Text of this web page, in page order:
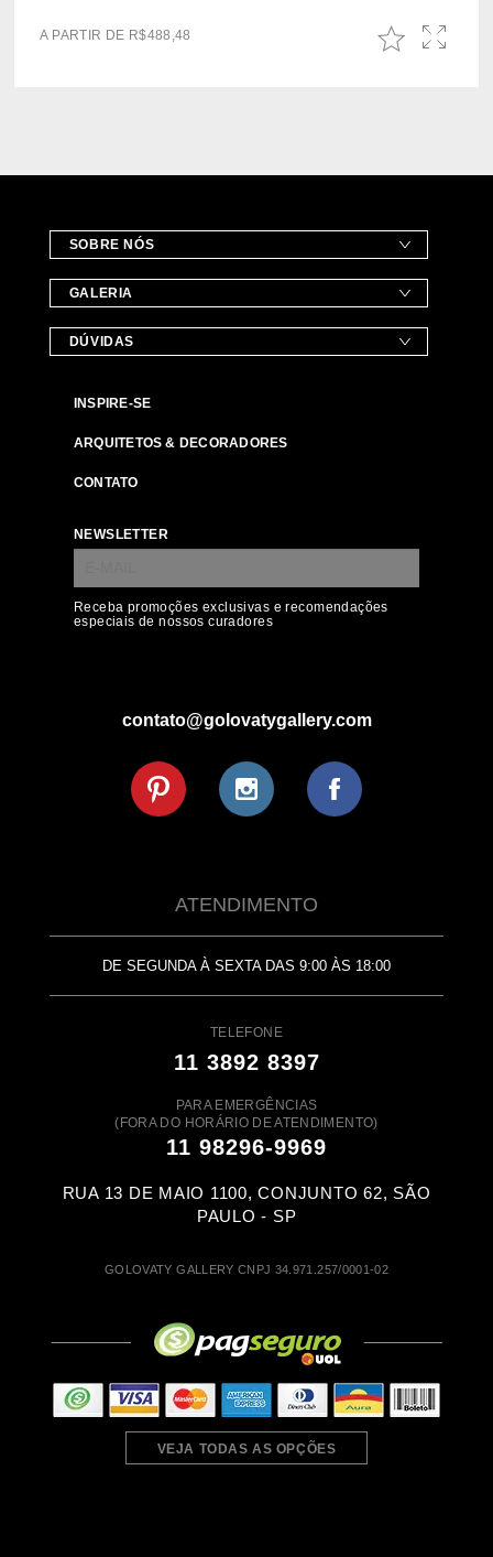
A PARTIR DE R$488,48
SOBRE NÓS
GALERIA
DÚVIDAS
INSPIRE-SE
ARQUITETOS & DECORADORES
CONTATO
NEWSLETTER
Receba promoções exclusivas e recomendações
especiais de nossos curadores
contato@golovatygallery.com
ATENDIMENTO
DE SEGUNDA À SEXTA DAS 9:00 ÀS 18:00
TELEFONE
11 3892 8397
PARA EMERGÊNCIAS
(FORA DO HORÁRIO DE ATENDIMENTO)
11 98296-9969
RUA 13 DE MAIO 1100, CONJUNTO 62, SÃO
PAULO - SP
GOLOVATY GALLERY CNPJ 34.971.257/0001-02
VEJA TODAS AS OPÇÕES